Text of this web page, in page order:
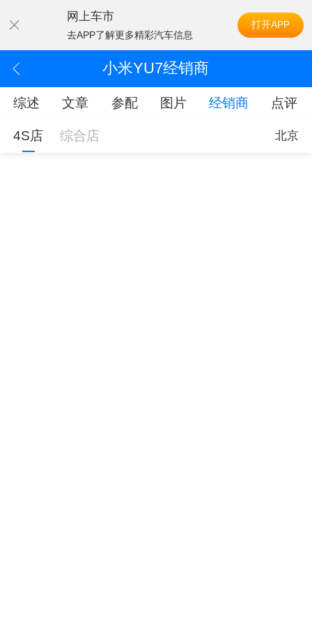
网上车市
去APP了解更多精彩汽车信息
打开APP
小米YU7经销商
综述 文章 参配 图片 经销商 点评
4S店 综合店 北京